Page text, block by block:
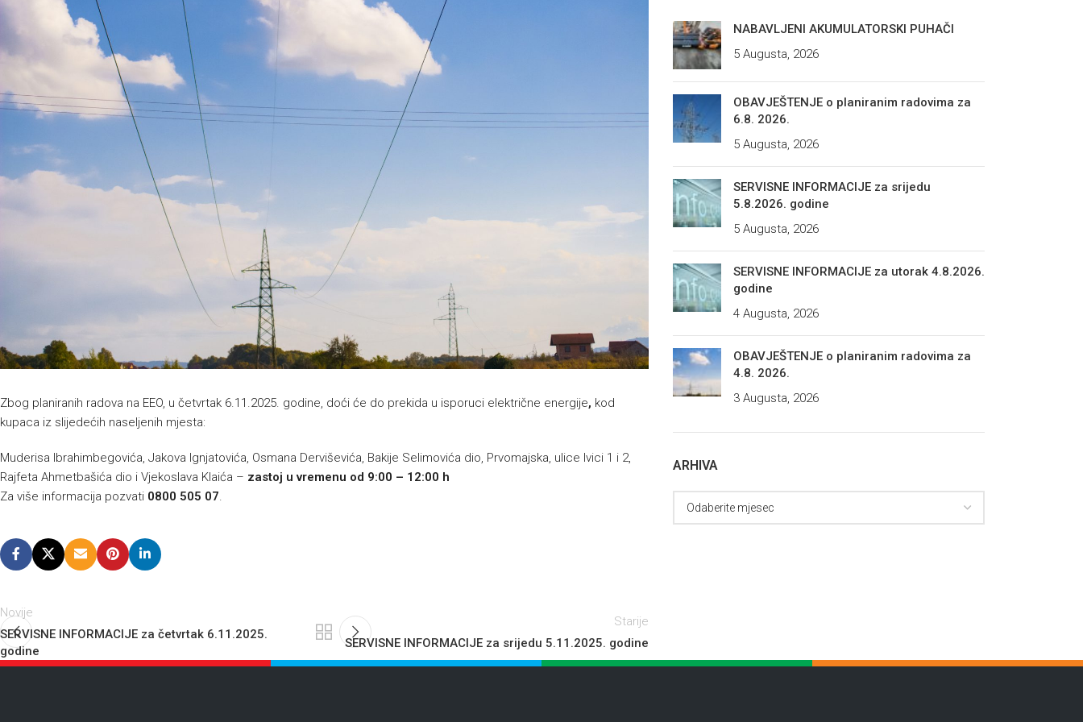
Zbog planiranih radova na EEO, u četvrtak 6.11.2025. godine, doći će do prekida u isporuci električne energije, kod
kupaca iz slijedećih naseljenih mjesta:
Muderisa Ibrahimbegovića, Jakova Ignjatovića, Osmana Derviševića, Bakije Selimovića dio, Prvomajska, ulice Ivici 1 i 2,
Rajfeta Ahmetbašića dio i Vjekoslava Klaića – zastoj u vremenu od 9:00 – 12:00 h
Za više informacija pozvati 0800 505 07.
Novije
SERVISNE INFORMACIJE za četvrtak 6.11.2025.
godine
Starije
SERVISNE INFORMACIJE za srijedu 5.11.2025. godine
NABAVLJENI AKUMULATORSKI PUHAČI
5 Augusta, 2026
OBAVJEŠTENJE o planiranim radovima za
6.8. 2026.
5 Augusta, 2026
SERVISNE INFORMACIJE za srijedu
5.8.2026. godine
5 Augusta, 2026
SERVISNE INFORMACIJE za utorak 4.8.2026.
godine
4 Augusta, 2026
OBAVJEŠTENJE o planiranim radovima za
4.8. 2026.
3 Augusta, 2026
ARHIVA